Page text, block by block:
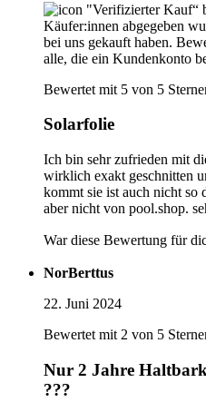
"Verifizierter Kauf“
Käufer:innen abgegeben
bei uns gekauft haben.
alle, die ein Kundenkonto
Bewertet mit 5 von 5
Solarfolie
Ich bin sehr zufrieden mit
wirklich exakt geschnitten
kommt sie ist auch nicht so
aber nicht von pool.shop.
War diese Bewertung für
NorBerttus
22. Juni 2024
Bewertet mit 2 von 5
Nur 2 Jahre
???